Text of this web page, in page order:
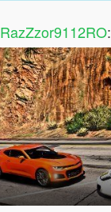
RazZzor9112RO: